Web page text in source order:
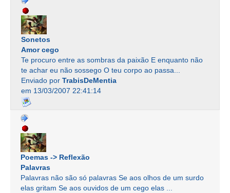
Sonetos
Amor cego
Te procuro entre as sombras da paixão E enquanto não
te achar eu não sossego O teu corpo ao passa...
Enviado por TrabisDeMentia
em 13/03/2007 22:41:14
Poemas -> Reflexão
Palavras
Palavras não são só palavras Se aos olhos de um surdo
elas gritam Se aos ouvidos de um cego elas ...